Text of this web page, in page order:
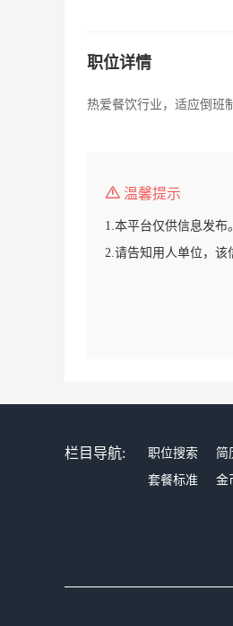
职位详情
热爱餐饮行业，适应倒班
温馨提示
1.本平台仅供信息发布。
2.请告知用人单位，该
栏目导航: 职位搜索 简
套餐标准
金